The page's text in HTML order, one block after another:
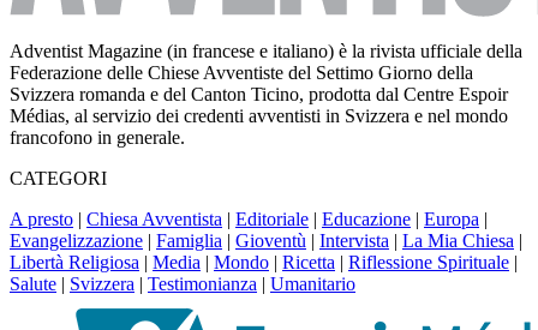
Adventist Magazine (in francese e italiano) è la rivista ufficiale della
Federazione delle Chiese Avventiste del Settimo Giorno della
Svizzera romanda e del Canton Ticino, prodotta dal Centre Espoir
Médias, al servizio dei credenti avventisti in Svizzera e nel mondo
francofono in generale.
CATEGORI
A presto | Chiesa Avventista | Editoriale | Educazione | Europa |
Evangelizzazione | Famiglia | Gioventù | Intervista | La Mia Chiesa |
Libertà Religiosa | Media | Mondo | Ricetta | Riflessione Spirituale |
Salute | Svizzera | Testimonianza | Umanitario